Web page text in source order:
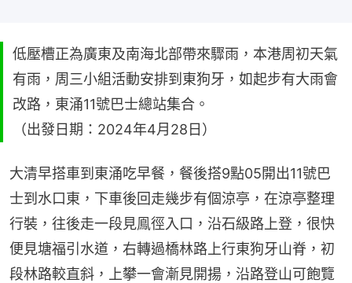
低壓槽正為廣東及南海北部帶來驟雨，本港周初天氣
有雨，周三小組活動安排到東狗牙，如起步有大雨會
改路，東涌11號巴士總站集合。
（出發日期：2024年4月28日）
大清早搭車到東涌吃早餐，餐後搭9點05開出11號巴
士到水口東，下車後回走幾步有個涼亭，在涼亭整理
行裝，往後走一段見鳯徑入口，沿石級路上登，很快
便見塘福引水道，右轉過橋林路上行東狗牙山脊，初
段林路較直斜，上攀一會漸見開揚，沿路登山可飽覽